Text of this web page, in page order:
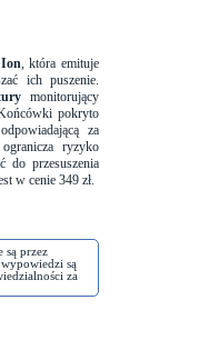
Ion, która emituje
ich puszenie.
monitorujący
pokryto
za
ryzyko
do przesuszenia
w cenie 349 zł.
są przez
są
za